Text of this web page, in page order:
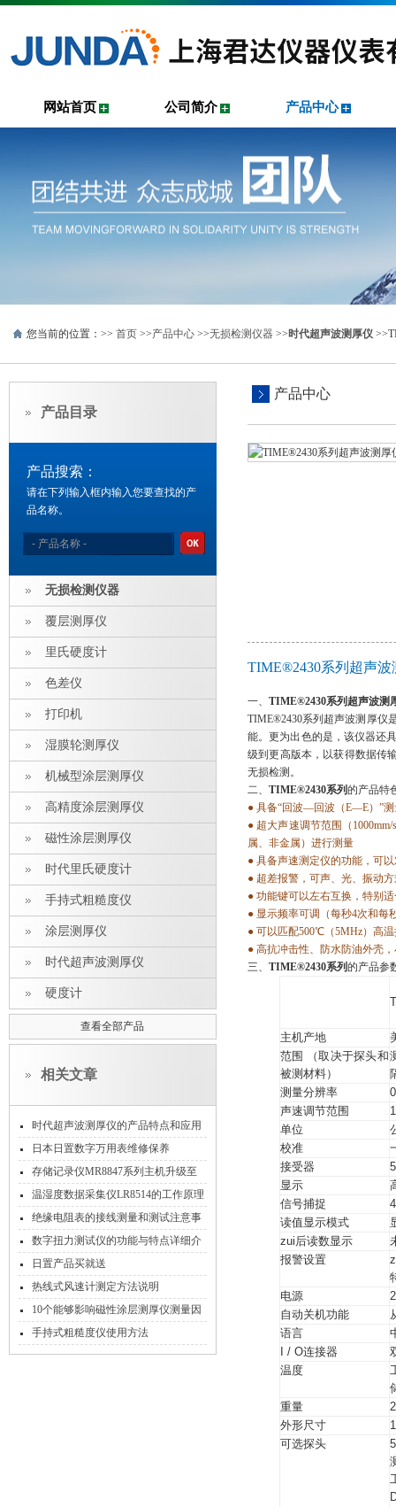
网站首页 公司简介 产品中心
您当前的位置：>> 首页 >>产品中心 >>无损检测仪器 >>时代超声波测厚仪
产品目录
产品搜索：
请在下列输入框内输入您要查找的产
品名称。
无损检测仪器
覆层测厚仪
里氏硬度计
色差仪
打印机
湿膜轮测厚仪
机械型涂层测厚仪
高精度涂层测厚仪
磁性涂层测厚仪
时代里氏硬度计
手持式粗糙度仪
涂层测厚仪
时代超声波测厚仪
硬度计
查看全部产品
相关文章
时代超声波测厚仪的产品特点和应用
领域说明
日本日置数字万用表维修保养
存储记录仪MR8847系列主机升级至
V3.07
温湿度数据采集仪LR8514的工作原理
和功能特点
绝缘电阻表的接线测量和测试注意事
项
数字扭力测试仪的功能与特点详细介
绍
日置产品买就送
热线式风速计测定方法说明
10个能够影响磁性涂层测厚仪测量因
素
手持式粗糙度仪使用方法
产品中心
TIME®2430系列超声
一、 TIME®2430系列超声波测
TIME®2430系列超声波测厚仪
能。更为出色的是，该仪器还
级到更高版本，以获得数据传
无损检测。
二、 TIME®2430系列的产品特
● 具备“回波—回波（E—E）”
● 超大声速调节范围（ 1000mm/
属、非金属）进行测量
● 具备声速测定仪的功能，可
● 超差报警，可声、光、振动
● 功能键可以左右互换，特别
● 显示频率可调（每秒4次和每
● 可以匹配500℃ （5MHz）高
● 高抗冲击性、防水防油外壳
三、 TIME®2430系列的产品参
主机产地
范围 （取决于探头和
被测材料）
测量分辨率
声速调节范围
单位
校准
接受器
显示
信号捕捉
读值显示模式
zui后读数显示
报警设置
电源
自动关机功能
语言
I / O连接器
温度
重量
外形尺寸
可选探头